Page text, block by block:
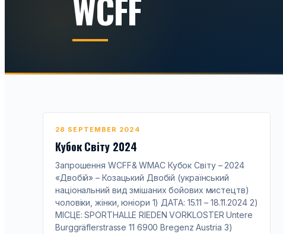
28 SEPTEMBER 2024
Кубок Світу 2024
Запрошення WCFF& WMAC Кубок Світу – 2024
«Двобій» – Козацький Двобій (український
національний вид змішаних бойових мистецтв)
чоловіки, жінки, юніори 1) ДАТА: 15.11 – 18.11.2024 2)
МІСЦЕ: SPORTHALLE RIEDEN VORKLOSTER Untere
Burggräflerstrasse 11 6900 Bregenz Austria 3)